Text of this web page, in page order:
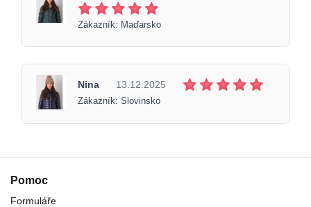
Zákazník: Maďarsko
Nina 13.12.2025
Zákazník: Slovinsko
Pomoc
Formuláře